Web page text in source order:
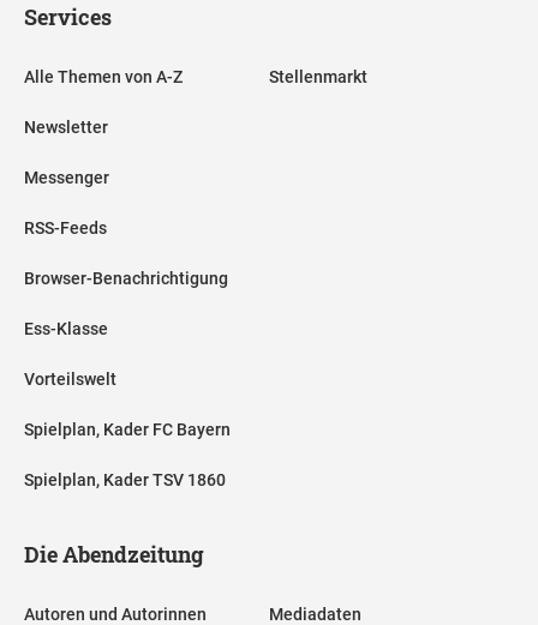
Services
Alle Themen von A-Z
Newsletter
Messenger
RSS-Feeds
Browser-Benachrichtigung
Ess-Klasse
Vorteilswelt
Spielplan, Kader FC Bayern
Spielplan, Kader TSV 1860
Stellenmarkt
Die Abendzeitung
Autoren und Autorinnen Mediadaten